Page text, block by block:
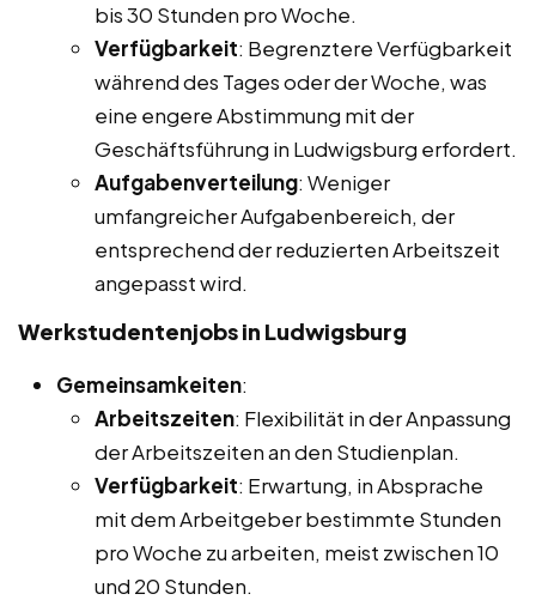
bis 30 Stunden pro Woche.
Verfügbarkeit: Begrenztere Verfügbarkeit
während des Tages oder der Woche, was
eine engere Abstimmung mit der
Geschäftsführung in Ludwigsburg erfordert.
Aufgabenverteilung: Weniger
umfangreicher Aufgabenbereich, der
entsprechend der reduzierten Arbeitszeit
angepasst wird.
Werkstudentenjobs in Ludwigsburg
Gemeinsamkeiten:
Arbeitszeiten: Flexibilität in der Anpassung
der Arbeitszeiten an den Studienplan.
Verfügbarkeit: Erwartung, in Absprache
mit dem Arbeitgeber bestimmte Stunden
pro Woche zu arbeiten, meist zwischen 10
und 20 Stunden.